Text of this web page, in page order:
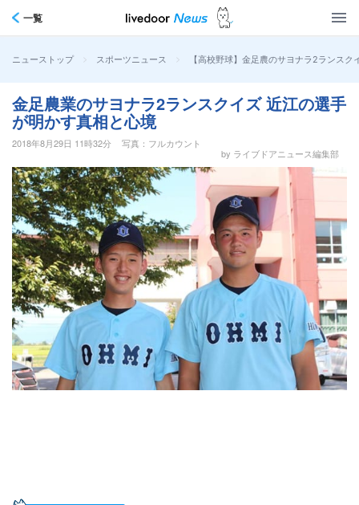
一覧
ニューストップ > スポーツニュース > 【高校野球】金足農のサヨナラ2ランス
金足農業のサヨナラ2ランスクイズ 近江の選手
が明かす真相と心境
2018年8月29日 11時32分
写真：フルカウント
by ライブドアニュース編集部